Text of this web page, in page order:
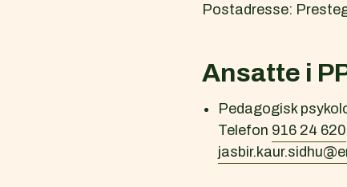
Postadresse:
Ansatte i
Pedagogisk
Telefon 916 24 620